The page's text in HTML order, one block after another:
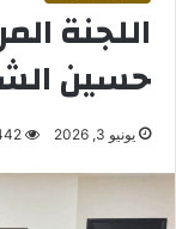
اللجنة
حسين
يونيو 3, 2026